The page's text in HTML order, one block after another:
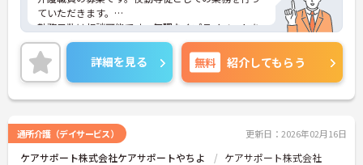
ていただきます。
勤務日数は相談可能です。無理なくプライベートを
大切にしながらご勤務いただけます。また、研修制
度があり、働きながらスキルアップが目指せる環境
です。
ご興味のある方には、面接対策ポイントなど、さら
に詳細をご案内しますのでお気軽にご相談くださ
詳細を見る 無料 紹介してもらう
通所介護（デイサービス） 更新日：2026年02月16日
ケアサポート株式会社ケアサポートやちよ ケアサポート株式会社